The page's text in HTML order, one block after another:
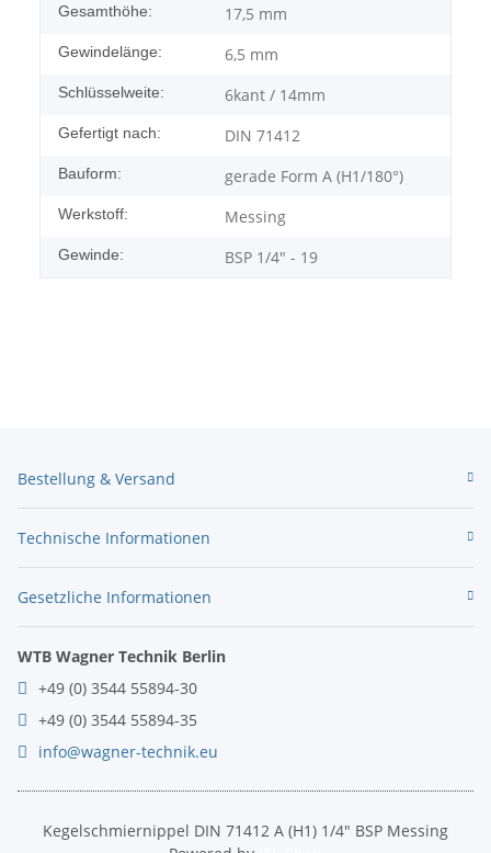
Gesamthöhe: 17,5 mm
Gewindelänge: 6,5 mm
Schlüsselweite: 6kant / 14mm
Gefertigt nach: DIN 71412
Bauform: gerade Form A (H1/180°)
Werkstoff: Messing
Gewinde: BSP 1/4" - 19
Bestellung & Versand
Technische Informationen
Gesetzliche Informationen
WTB Wagner Technik Berlin
+49 (0) 3544 55894-30
+49 (0) 3544 55894-35
info@wagner-technik.eu
Kegelschmiernippel DIN 71412 A (H1) 1/4" BSP Messing